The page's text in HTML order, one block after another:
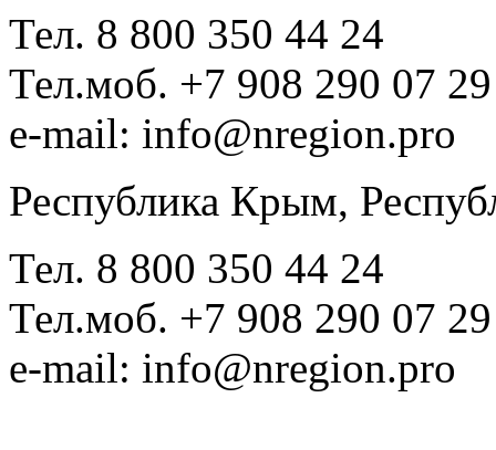
Тел. 8 800 350 44 24
Тел.моб. +7 908 290 07 29
e-mail: info@nregion.pro
Республика Крым,
Тел. 8 800 350 44 24
Тел.моб. +7 908 290 07 29
e-mail: info@nregion.pro